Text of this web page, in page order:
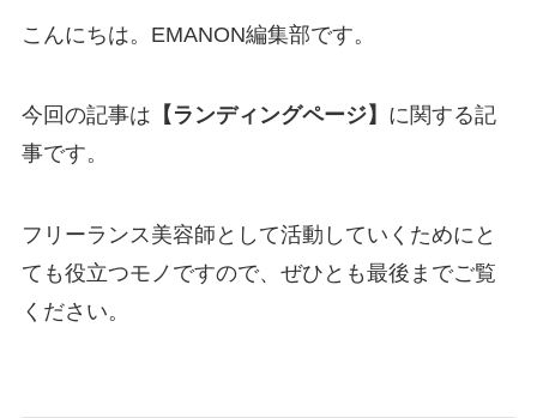
こんにちは。EMANON編集部です。
今回の記事は 【ランディングページ】 に関する記
事です。
フリーランス美容師として活動していくためにと
ても役立つモノですので、ぜひとも最後までご覧
ください。